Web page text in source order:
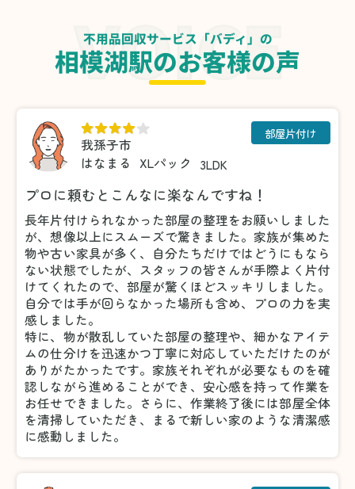
不用品回収サービス「バディ」の
相模湖駅のお客様の声
我孫子市
はなまる
XLパック 3LDK
部屋片付け
プロに頼むとこんなに楽なんですね！
長年片付けられなかった部屋の整理をお願いしました
が、想像以上にスムーズで驚きました。家族が集めた
物や古い家具が多く、自分たちだけではどうにもなら
ない状態でしたが、スタッフの皆さんが手際よく片付
けてくれたので、部屋が驚くほどスッキリしました。
自分では手が回らなかった場所も含め、プロの力を実
感しました。
特に、物が散乱していた部屋の整理や、細かなアイテ
ムの仕分けを迅速かつ丁寧に対応していただけたのが
ありがたかったです。家族それぞれが必要なものを確
認しながら進めることができ、安心感を持って作業を
お任せできました。さらに、作業終了後には部屋全体
を清掃していただき、まるで新しい家のような清潔感
に感動しました。